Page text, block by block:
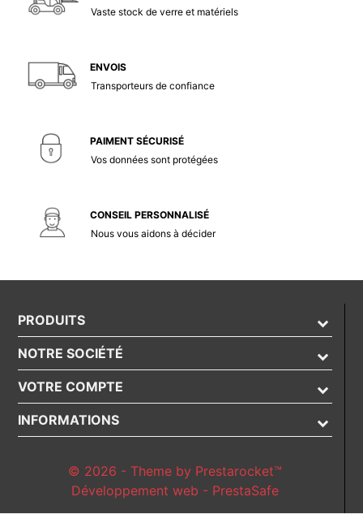
Vaste stock de verre et matériels
ENVOIS
Transporteurs de confiance
PAIMENT SÉCURISÉ
Vos données sont protégées
CONSEIL PERSONNALISÉ
Nous vous aidons à décider
PRODUITS
NOTRE SOCIÉTÉ
VOTRE COMPTE
INFORMATIONS
© 2026 - Theme by Prestarocket™
Développement web - PrestaSafe